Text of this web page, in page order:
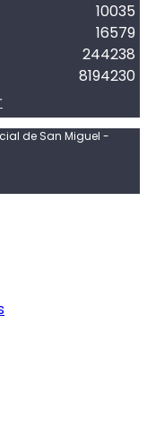
10035
16579
244238
8194230
de San Miguel -